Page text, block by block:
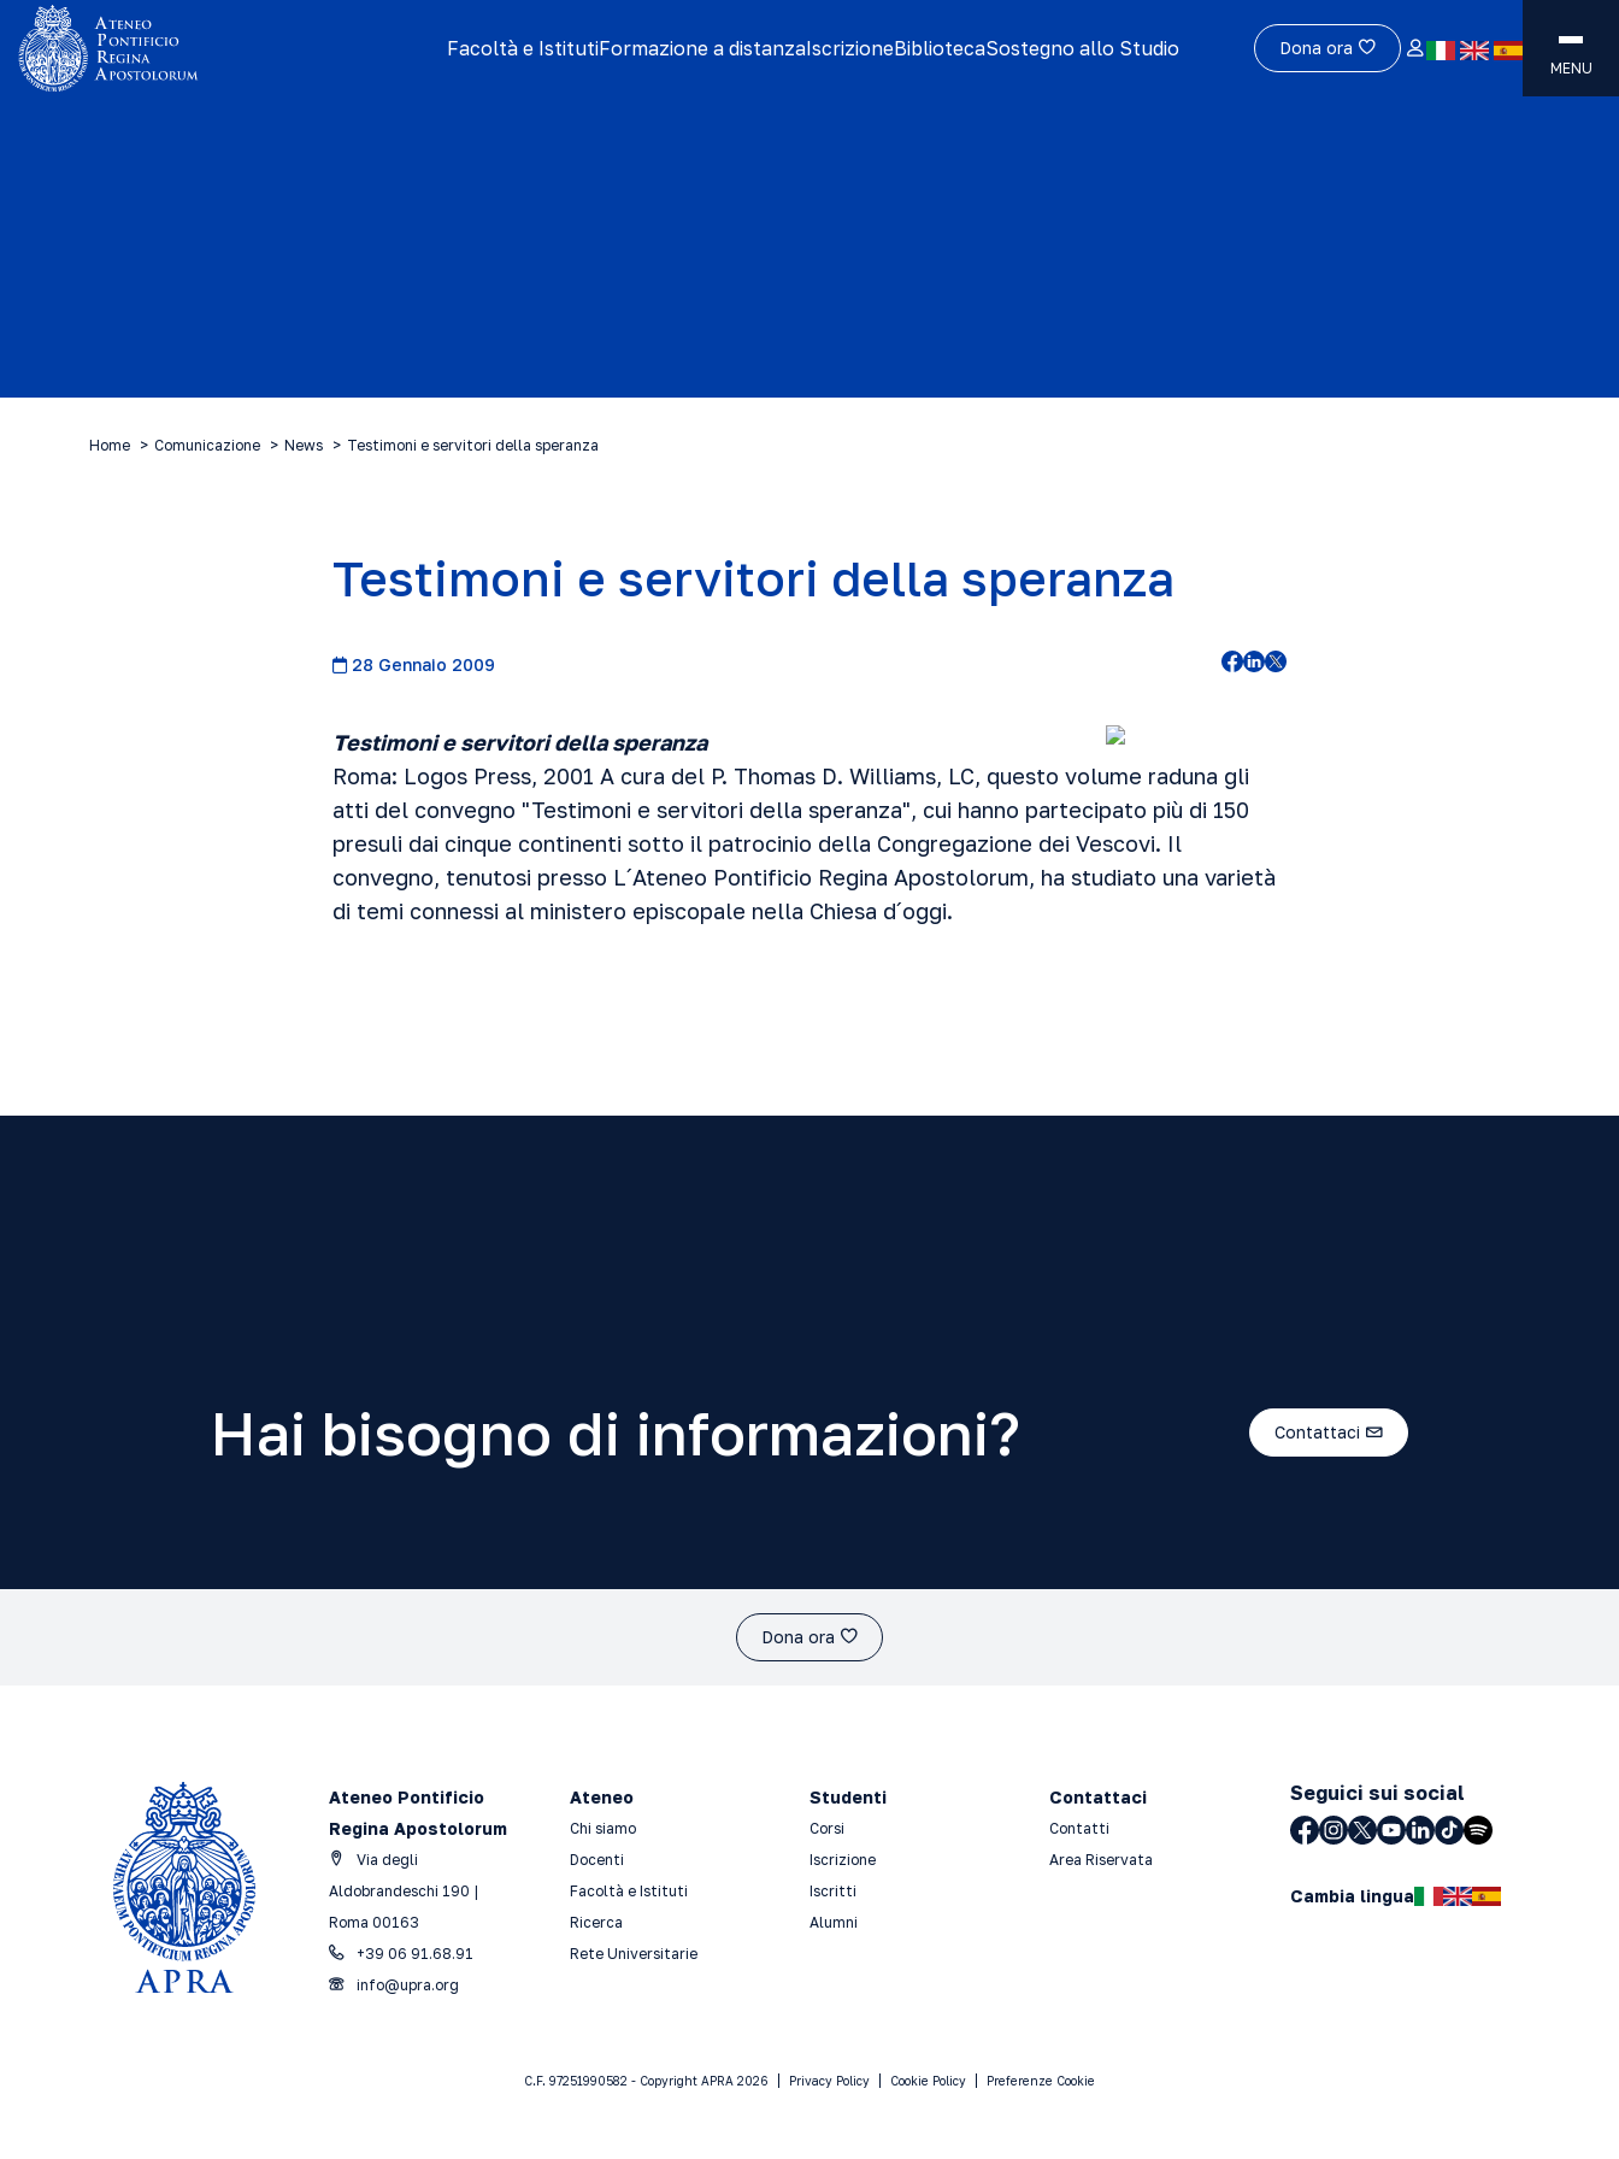
Facoltà e IstitutiFormazione a distanzaIscrizioneBibliotecaSostegno allo Studio Dona ora
MENU
Home Comunicazione News Testimoni e servitori della speranza
Testimoni e servitori della speranza
28 Gennaio 2009
Testimoni e servitori della speranza
Roma: Logos Press, 2001 A cura del P. Thomas D. Williams, LC, questo volume raduna gli
atti del convegno "Testimoni e servitori della speranza", cui hanno partecipato più di 150
presuli dai cinque continenti sotto il patrocinio della Congregazione dei Vescovi. Il
convegno, tenutosi presso L´Ateneo Pontificio Regina Apostolorum, ha studiato una varietà
di temi connessi al ministero episcopale nella Chiesa d´oggi.
Hai bisogno di informazioni? Contattaci
Dona ora
Ateneo Pontificio
Regina Apostolorum
Via degli
Aldobrandeschi 190 |
Roma 00163
+39 06 91.68.91
info@upra.org
Ateneo
Chi siamo
Docenti
Facoltà e Istituti
Ricerca
Rete Universitarie
Studenti
Corsi
Iscrizione
Iscritti
Alumni
Contattaci
Contatti
Area Riservata
Seguici sui social
Cambia lingua
C.F. 97251990582 - Copyright APRA 2026 Privacy Policy Cookie Policy Preferenze Cookie